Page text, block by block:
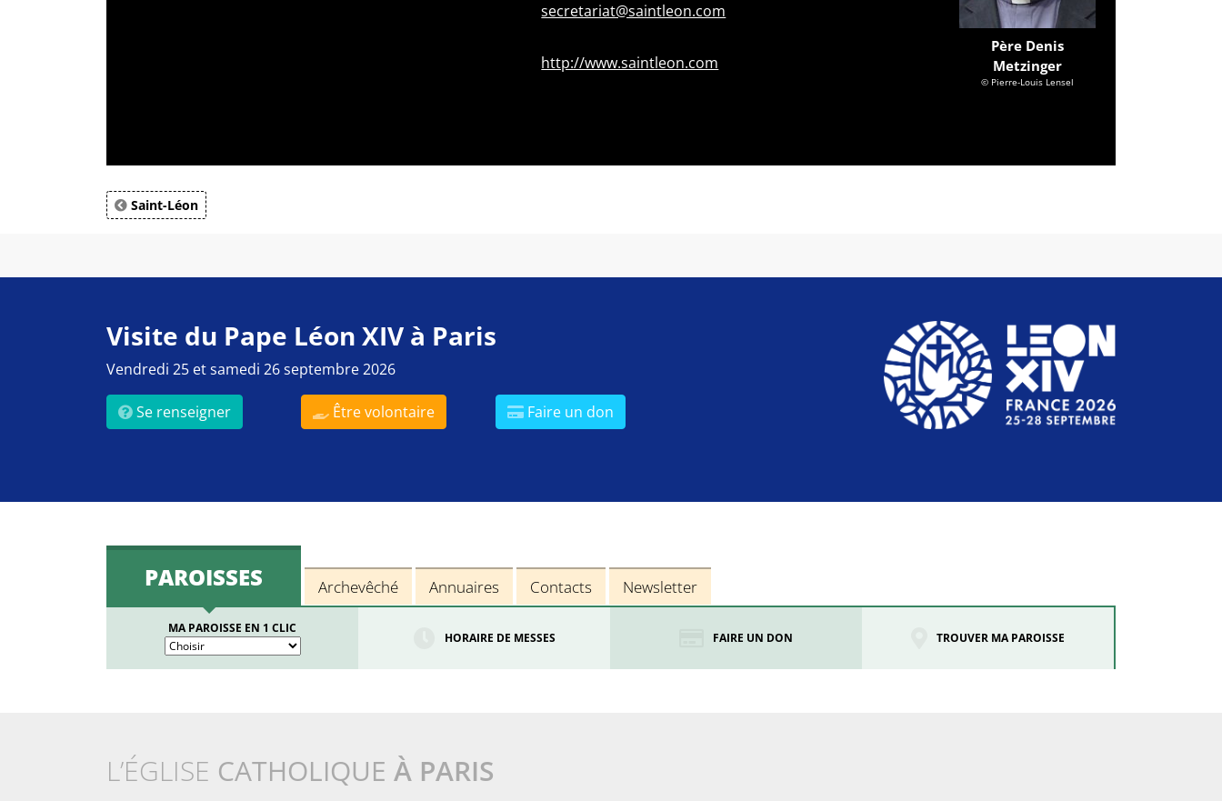
secretariat@saintleon.com
http://www.saintleon.com
Père Denis
Metzinger
© Pierre-Louis Lensel
Saint-Léon
Visite du Pape Léon XIV à Paris
Vendredi 25 et samedi 26 septembre 2026
Se renseigner Être volontaire Faire un don
PAROISSES Archevêché Annuaires Contacts Newsletter
MA PAROISSE EN 1 CLIC
HORAIRE DE MESSES FAIRE UN DON TROUVER MA PAROISSE
L’ÉGLISE CATHOLIQUE À PARIS